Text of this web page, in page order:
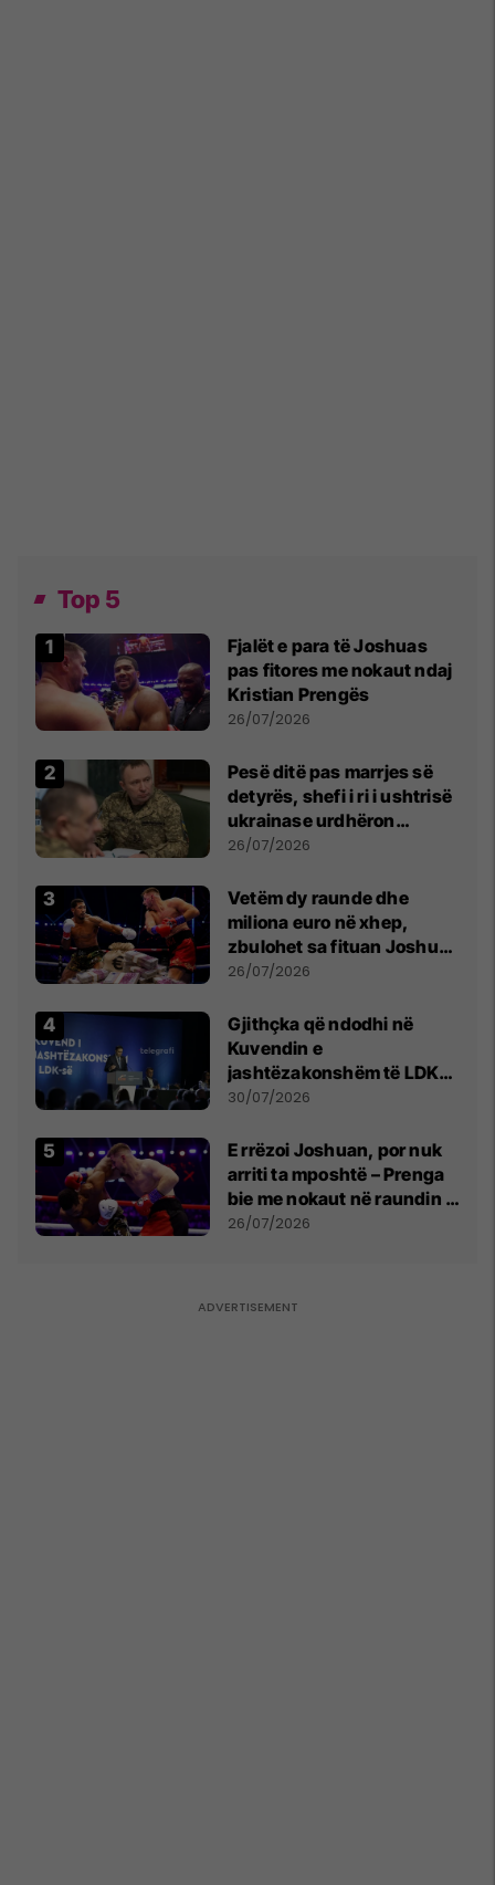
Top 5
Fjalët e para të Joshuas
pas fitores me nokaut ndaj
Kristian Prengës
26/07/2026
Pesë ditë pas marrjes së
detyrës, shefi i ri i ushtrisë
ukrainase urdhëron
kontroll të madh
26/07/2026
Vetëm dy raunde dhe
miliona euro në xhep,
zbulohet sa fituan Joshua
e Prenga
26/07/2026
Gjithçka që ndodhi në
Kuvendin e
jashtëzakonshëm të LDK-
së
30/07/2026
E rrëzoi Joshuan, por nuk
arriti ta mposhtë – Prenga
bie me nokaut në raundin e
dytë
26/07/2026